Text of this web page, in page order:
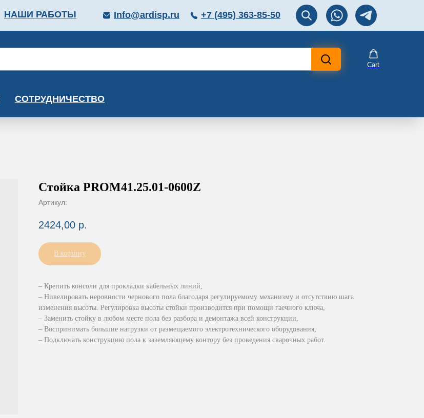
Перезвоните мне!
НАШИ РАБОТЫ +7 (495) 363-85-50
Info@ardisp.ru
Cart
СОТРУДНИЧЕСТВО
Стойка PROM41.25.01-0600Z
Артикул:
2424,00 р.
В корзину
– Крепить консоли для прокладки кабельных линий,
– Нивелировать неровности чернового пола благодаря регулируемому механизму и отсутствию шага
изменения высоты. Регулировка высоты стойки производится при помощи гаечного ключа,
– Заменить стойку в любом месте пола без разбора и демонтажа всей конструкции,
– Воспринимать большие нагрузки от размещаемого электротехнического оборудования,
– Подключать конструкцию пола к заземляющему контору без проведения сварочных работ.